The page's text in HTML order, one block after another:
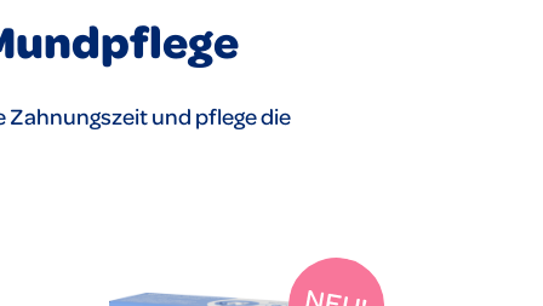
Zahnungszeit und pflege die